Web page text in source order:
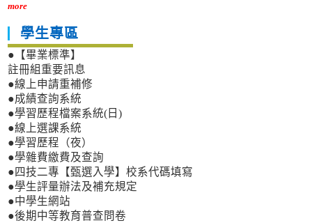
more
學生專區
●【畢業標準】
註冊組重要訊息
●線上申請重補修
●成績查詢系統
●學習歷程檔案系統(日)
●線上選課系統
●學習歷程（夜）
●學雜費繳費及查詢
●四技二專【甄選入學】校系代碼填寫
●學生評量辦法及補充規定
●中學生網站
●後期中等教育普查問卷